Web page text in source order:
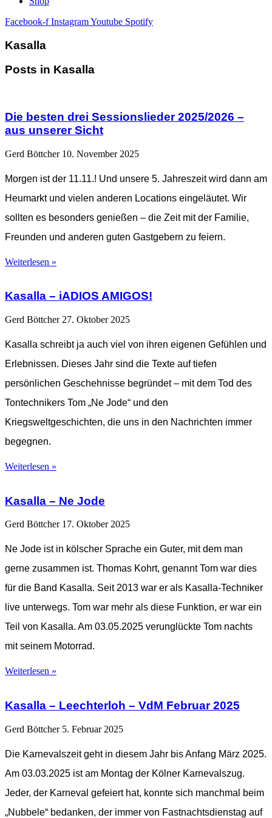
Facebook-f InstagramYoutube Spotify
Kasalla
Posts in Kasalla
Die besten drei Sessionslieder 2025/2026 –
aus unserer Sicht
Gerd Böttcher 10. November 2025
Morgen ist der 11.11.! Und unsere 5. Jahreszeit wird dann am
Heumarkt und vielen anderen Locations eingeläutet. Wir
sollten es besonders genießen – die Zeit mit der Familie,
Freunden und anderen guten Gastgebern zu feiern.
Weiterlesen »
Kasalla – iADIOS AMIGOS!
Gerd Böttcher 27. Oktober 2025
Kasalla schreibt ja auch viel von ihren eigenen Gefühlen und
Erlebnissen. Dieses Jahr sind die Texte auf tiefen
persönlichen Geschehnisse begründet – mit dem Tod des
Tontechnikers Tom „Ne Jode“ und den
Kriegsweltgeschichten, die uns in den Nachrichten immer
begegnen.
Weiterlesen »
Kasalla – Ne Jode
Gerd Böttcher 17. Oktober 2025
Ne Jode ist in kölscher Sprache ein Guter, mit dem man
gerne zusammen ist. Thomas Kohrt, genannt Tom war dies
für die Band Kasalla. Seit 2013 war er als Kasalla-Techniker
live unterwegs. Tom war mehr als diese Funktion, er war ein
Teil von Kasalla. Am 03.05.2025 verunglückte Tom nachts
mit seinem Motorrad.
Weiterlesen »
Kasalla – Leechterloh – VdM Februar 2025
Gerd Böttcher 5. Februar 2025
Die Karnevalszeit geht in diesem Jahr bis Anfang März 2025.
Am 03.03.2025 ist am Montag der Kölner Karnevalszug.
Jeder, der Karneval gefeiert hat, konnte sich manchmal beim
„Nubbele“ bedanken, der immer von Fastnachtsdienstag auf